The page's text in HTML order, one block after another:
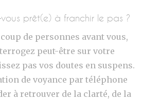
vous prêt(e) à franchir le pas ?
de personnes avant vous,
peut-être sur votre
pas vos doutes en suspens.
de voyance par téléphone
à retrouver de la clarté, de la